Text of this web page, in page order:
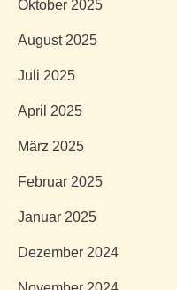
Oktober 2025
August 2025
Juli 2025
April 2025
März 2025
Februar 2025
Januar 2025
Dezember 2024